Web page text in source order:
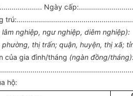
Ngày
lâm nghiệp, ngư nghiệp, diêm nghiệp):
thị trấn; quận, huyện, thị xã;
của gia đình/tháng (ngàn đồng/tháng
hộ: